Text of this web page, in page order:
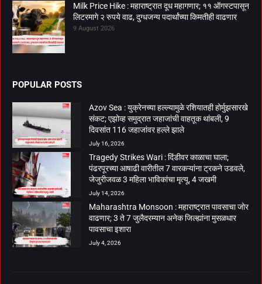
Milk Price Hike : महाराष्ट्रात दूध महागणार; ११ ऑगस्टपासून
लिटरमागे २ रुपये वाढ, दुग्धजन्य पदार्थांच्या किमतीही वाढणार
9 August 2026
POPULAR POSTS
Azov Sea : युक्रेनच्या हल्ल्यामुळे रशियातही होर्मुझसारखे
संकट; एझोव्ह समुद्रात जहाजांची वाहतूक थांबली, 9
दिवसांत 116 जहाजांवर हल्ले झाले
July 16, 2026
Tragedy Strikes Wari : दिंडीवर काळाचा घाला;
पंढरपूरच्या आषाढी वारीतील 7 वारकऱ्यांना ट्रकने उडवले,
जेजुरीजवळ 3 महिला भाविकांचा मृत्यू, 4 जखमी
July 14, 2026
Maharashtra Monsoon : महाराष्ट्रात पावसाचा जोर
वाढणार; 3 ते 7 जुलैदरम्यान अनेक जिल्ह्यांना मुसळधार
पावसाचा इशारा
July 4, 2026